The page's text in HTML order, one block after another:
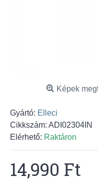
Képek
Gyártó: Elleci
Cikkszám: ADI02304IN
Elérhető: Raktáron
14,990 Ft